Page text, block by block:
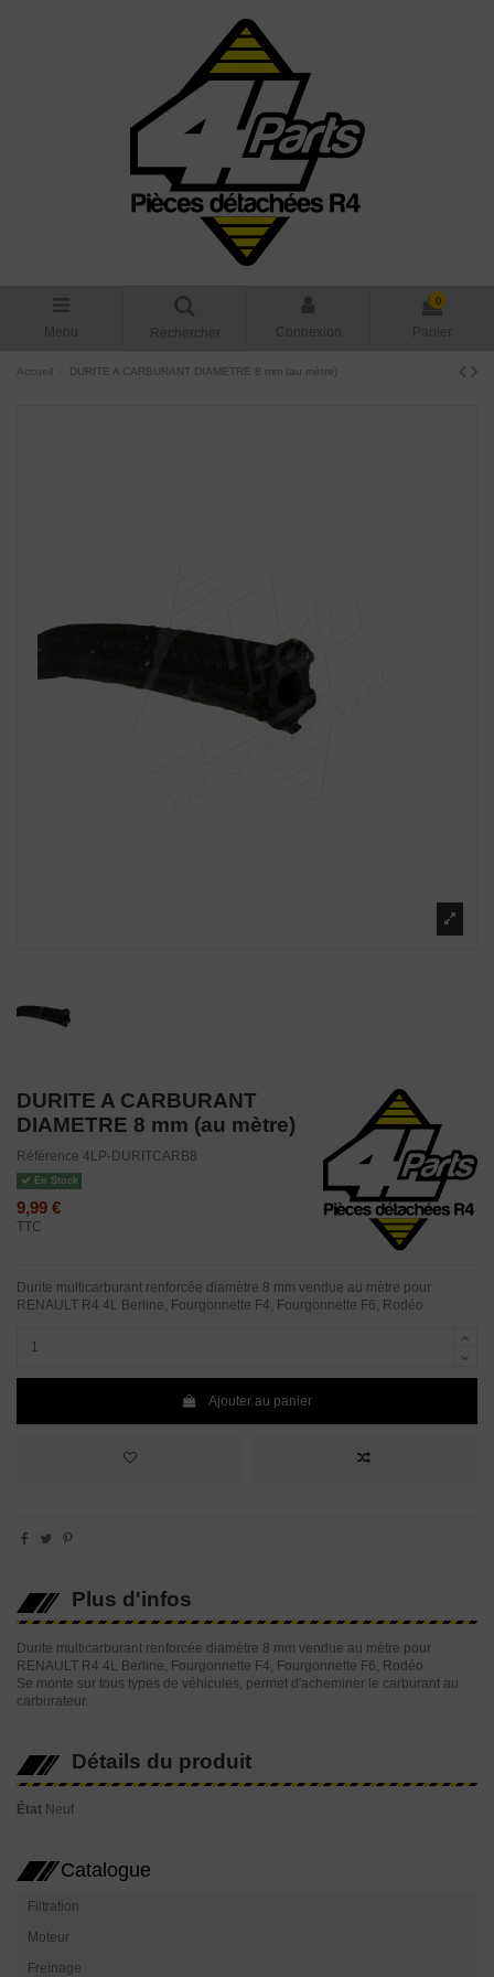
Menu Rechercher Connexion
0
Panier
Accueil DURITE A CARBURANT DIAMETRE 8 mm (au mètre)
DURITE A CARBURANT
DIAMETRE 8 mm (au mètre)
Référence 4LP-DURITCARB8
En Stock
9,99 €
TTC
Durite multicarburant renforcée diamètre 8 mm vendue au mètre pour
RENAULT R4 4L Berline, Fourgonnette F4, Fourgonnette F6, Rodéo
Ajouter au panier
Plus d'infos
Durite multicarburant renforcée diamètre 8 mm vendue au mètre pour
RENAULT R4 4L Berline, Fourgonnette F4, Fourgonnette F6, Rodéo
Se monte sur tous types de véhicules, permet d'acheminer le carburant au
carburateur.
Détails du produit
État Neuf
Catalogue
Filtration
Moteur
Freinage